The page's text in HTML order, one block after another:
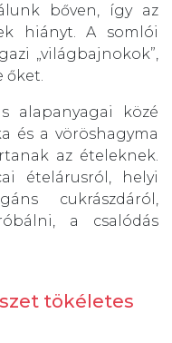
bőven, így az
hiányt. A somlói
„világbajnokok”,
alapanyagai közé
és a vöröshagyma
az ételeknek.
ételárusról, helyi
cukrászdáról,
a csalódás
tökéletes